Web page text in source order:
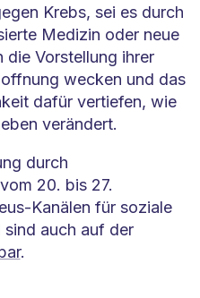
Krebs, sei es durch
Medizin oder neue
die Vorstellung ihrer
wecken und das
dafür vertiefen, wie
verändert.
durch
20. bis 27.
Kanälen für soziale
auch auf der
.